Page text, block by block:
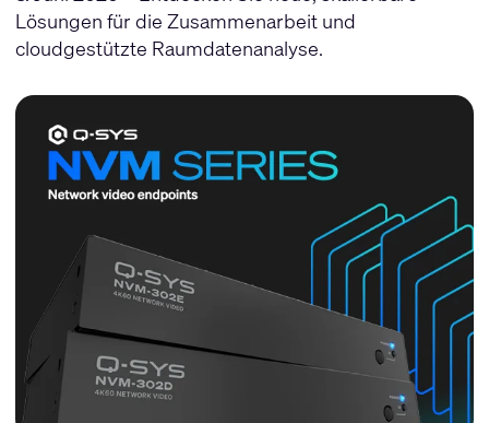
Lösungen für die Zusammenarbeit und
cloudgestützte Raumdatenanalyse.